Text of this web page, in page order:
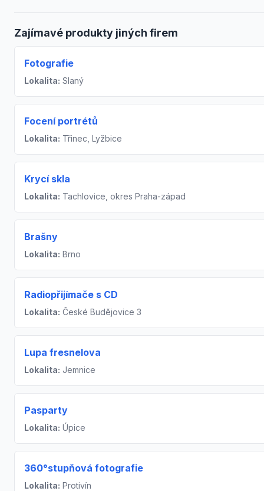
Zajímavé produkty jiných firem
Fotografie
Lokalita: Slaný
Focení portrétů
Lokalita: Třinec, Lyžbice
Krycí skla
Lokalita: Tachlovice, okres Praha-západ
Brašny
Lokalita: Brno
Radiopřijímače s CD
Lokalita: České Budějovice 3
Lupa fresnelova
Lokalita: Jemnice
Pasparty
Lokalita: Úpice
360°stupňová fotografie
Lokalita: Protivín